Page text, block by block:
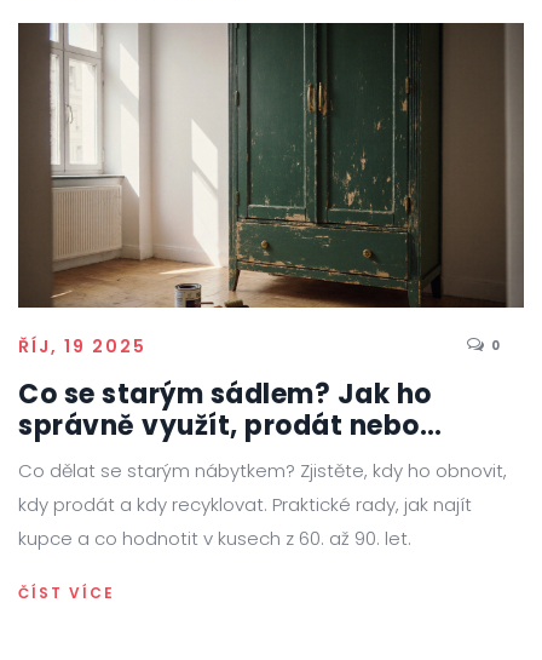
ŘÍJ, 19 2025 0
Co se starým sádlem? Jak ho
správně využít, prodát nebo
recyklovat
Co dělat se starým nábytkem? Zjistěte, kdy ho obnovit,
kdy prodát a kdy recyklovat. Praktické rady, jak najít
kupce a co hodnotit v kusech z 60. až 90. let.
ČÍST VÍCE